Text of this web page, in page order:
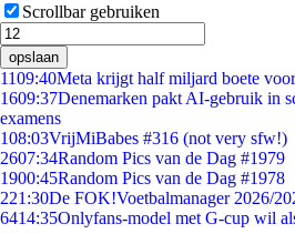
Scrollbar gebruiken
opslaan
1109:40Meta krijgt half miljard boete
1609:37Denemarken pakt AI-gebruik in
examens
108:03VrijMiBabes #316 (not very sfw!)
2607:34Random Pics van de Dag #1979
1900:45Random Pics van de Dag #1978
221:30De FOK!Voetbalmanager 2026/
6414:35Onlyfans-model met G-cup wil